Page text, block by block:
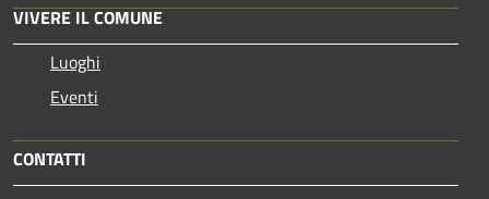
VIVERE IL COMUNE
Luoghi
Eventi
CONTATTI